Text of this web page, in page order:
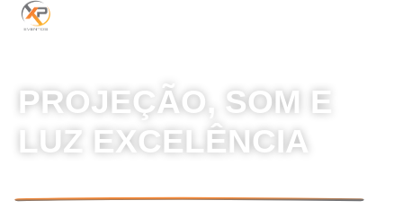
PROJEÇÃO, SOM E
LUZ EXCELÊNCIA